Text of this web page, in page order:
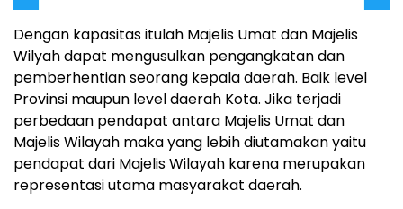
Dengan kapasitas itulah Majelis Umat dan Majelis
Wilyah dapat mengusulkan pengangkatan dan
pemberhentian seorang kepala daerah. Baik level
Provinsi maupun level daerah Kota. Jika terjadi
perbedaan pendapat antara Majelis Umat dan
Majelis Wilayah maka yang lebih diutamakan yaitu
pendapat dari Majelis Wilayah karena merupakan
representasi utama masyarakat daerah.